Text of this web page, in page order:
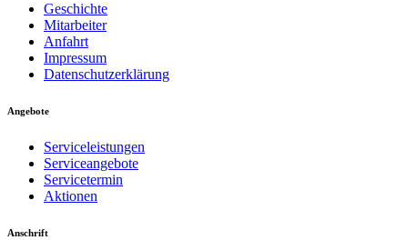
Geschichte
Mitarbeiter
Anfahrt
Impressum
Datenschutzerklärung
Angebote
Serviceleistungen
Serviceangebote
Servicetermin
Aktionen
Anschrift